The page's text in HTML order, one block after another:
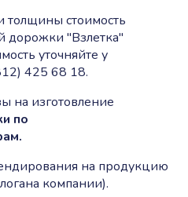
толщины стоимость
дорожки "Взлетка"
уточняйте у
425 68 18.
на изготовление
по
на продукцию
компании).